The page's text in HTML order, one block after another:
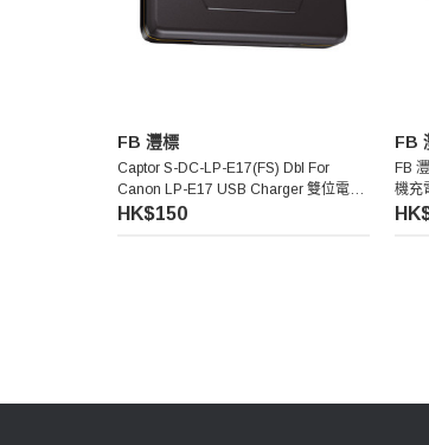
FB 灃標
Captor S-DC-LP-E17(FS) Dbl For
Canon LP-E17 USB Charger 雙位電池
充電盒
HK$150
FB
FB
機充